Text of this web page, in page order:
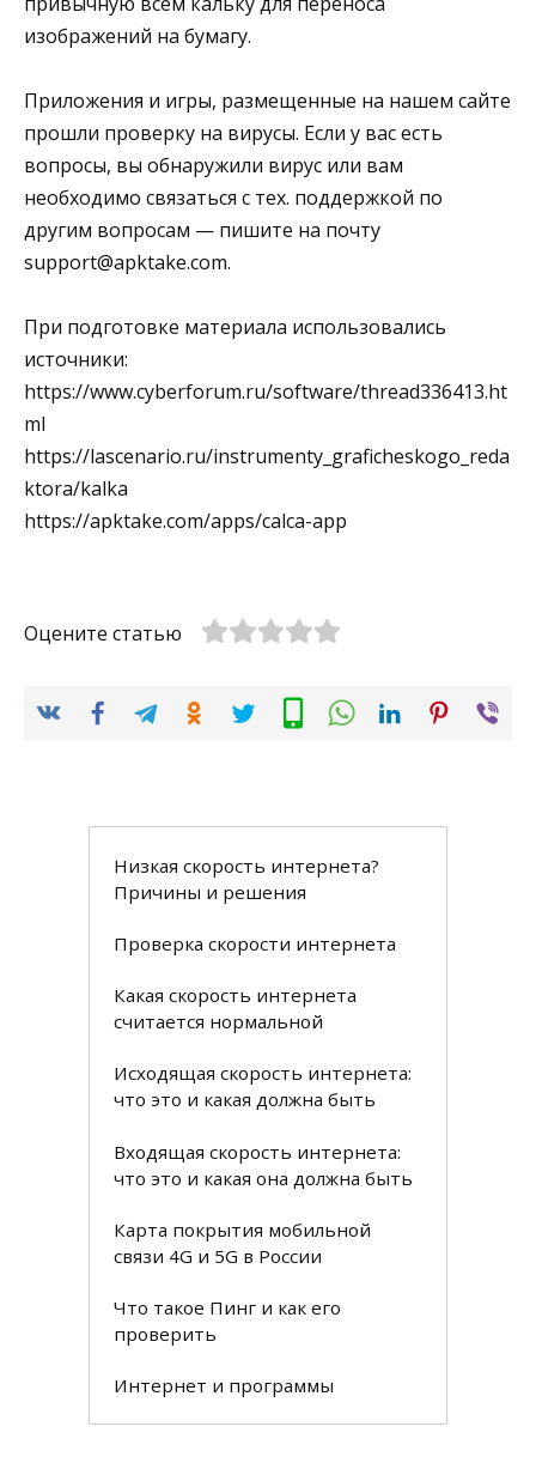
изображений на бумагу.
Приложения и игры, размещенные на нашем сайте
прошли проверку на вирусы. Если у вас есть
вопросы, вы обнаружили вирус или вам
необходимо связаться с тех. поддержкой по
другим вопросам — пишите на почту
support@apktake.com.
При подготовке материала использовались
источники:
https://www.cyberforum.ru/software/thread336413.ht
ml
https://lascenario.ru/instrumenty_graficheskogo_reda
ktora/kalka
https://apktake.com/apps/calca-app
Оцените статью
Низкая скорость интернета?
Причины и решения
Проверка скорости интернета
Какая скорость интернета
считается нормальной
Исходящая скорость интернета:
что это и какая должна быть
Входящая скорость интернета:
что это и какая она должна быть
Карта покрытия мобильной
связи 4G и 5G в России
Что такое Пинг и как его
проверить
Интернет и программы